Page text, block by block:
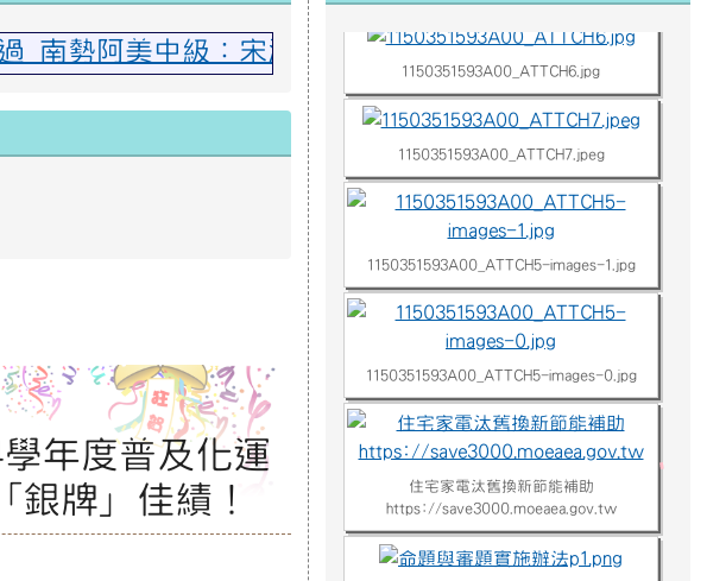
南勢阿美中級：宋湘慈 撒奇萊雅中級：羅永珈、林
年度普及化運
牌」佳績！
https://save3000.moeaea.gov.tw